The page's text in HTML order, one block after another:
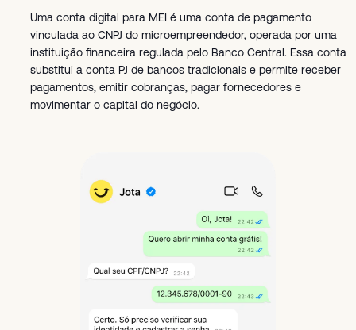
Uma conta digital para MEI é uma conta de pagamento
vinculada ao CNPJ do microempreendedor, operada por uma
instituição financeira regulada pelo Banco Central. Essa conta
substitui a conta PJ de bancos tradicionais e permite receber
pagamentos, emitir cobranças, pagar fornecedores e
movimentar o capital do negócio.